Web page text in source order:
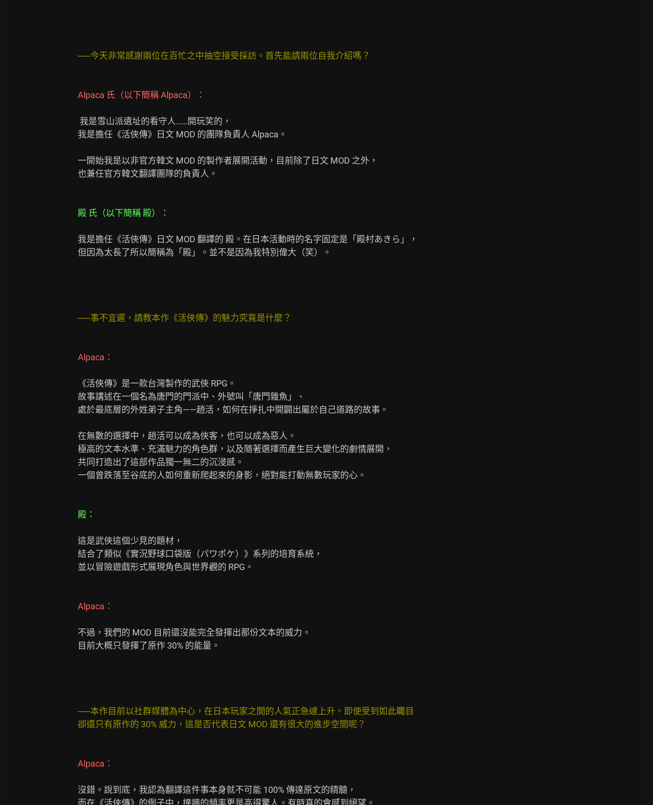
──今天非常感謝兩位在百忙之中抽空接受採訪。首先能請兩位自我介紹嗎？
Alpaca 氏（以下簡稱 Alpaca）：
我是擔任《活俠傳》日文 MOD 的團隊負責人 Alpaca。
一開始我是以非官方韓文 MOD 的製作者展開活動，目前除了日文 MOD 之外，
也兼任官方韓文翻譯團隊的負責人。
殿 氏（以下簡稱 殿）：
我是擔任《活俠傳》日文 MOD 翻譯的 殿。在日本活動時的名字固定是「殿村あきら」，
但因為太長了所以簡稱為「殿」。並不是因為我特別偉大（笑）。
──事不宜遲，請教本作《活俠傳》的魅力究竟是什麼？
Alpaca：
《活俠傳》是一款台灣製作的武俠 RPG。
故事講述在一個名為唐門的門派中、外號叫「唐門雜魚」、
處於最底層的外姓弟子主角——趙活，如何在掙扎中開闢出屬於自己道路的故事。
在無數的選擇中，趙活可以成為俠客，也可以成為惡人。
極高的文本水準、充滿魅力的角色群，以及隨著選擇而產生巨大變化的劇情展開，
共同打造出了這部作品獨一無二的沉浸感。
一個曾跌落至谷底的人如何重新爬起來的身影，絕對能打動無數玩家的心。
殿：
這是武俠這個少見的題材，
結合了類似《實況野球口袋版（パワポケ）》系列的培育系統，
並以冒險遊戲形式展現角色與世界觀的 RPG。
Alpaca：
不過，我們的 MOD 目前還沒能完全發揮出那份文本的威力。
目前大概只發揮了原作 30% 的能量。
──本作目前以社群媒體為中心，在日本玩家之間的人氣正急遽上升。即使受到如此矚目
卻還只有原作的 30% 威力，這是否代表日文 MOD 還有很大的進步空間呢？
Alpaca：
沒錯。說到底，我認為翻譯這件事本身就不可能 100% 傳達原文的精髓，
而在《活俠傳》的例子中，撞牆的頻率更是高得驚人。有時真的會感到絕望。